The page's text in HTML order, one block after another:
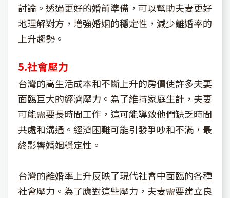
討論。透過更好的婚前準備，可以幫助夫妻更好
地理解對方，增強婚姻的穩定性，減少離婚率的
上升趨勢。
5.社會壓力
台灣的高生活成本和不斷上升的房價使許多夫妻
面臨巨大的經濟壓力。為了維持家庭生計，夫妻
可能需要長時間工作，這可能導致他們缺乏時間
共處和溝通。經濟困難可能引發爭吵和不滿，最
終影響婚姻穩定性。
台灣的離婚率上升反映了現代社會中面臨的各種
社會壓力。為了應對這些壓力，夫妻需要建立良